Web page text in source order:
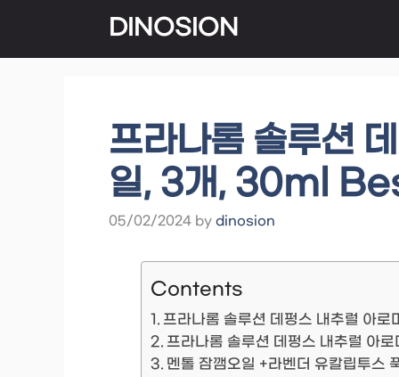
to
DINOSION
프라나롬 솔루션
일, 3개, 30ml
05/02/2024 by dinosion
Contents
프라나롬 솔루션 데펑스 내추럴 아
프라나롬 솔루션 데펑스 내추럴 아
멘톨 잠깸오일 +라벤더 유칼립투스